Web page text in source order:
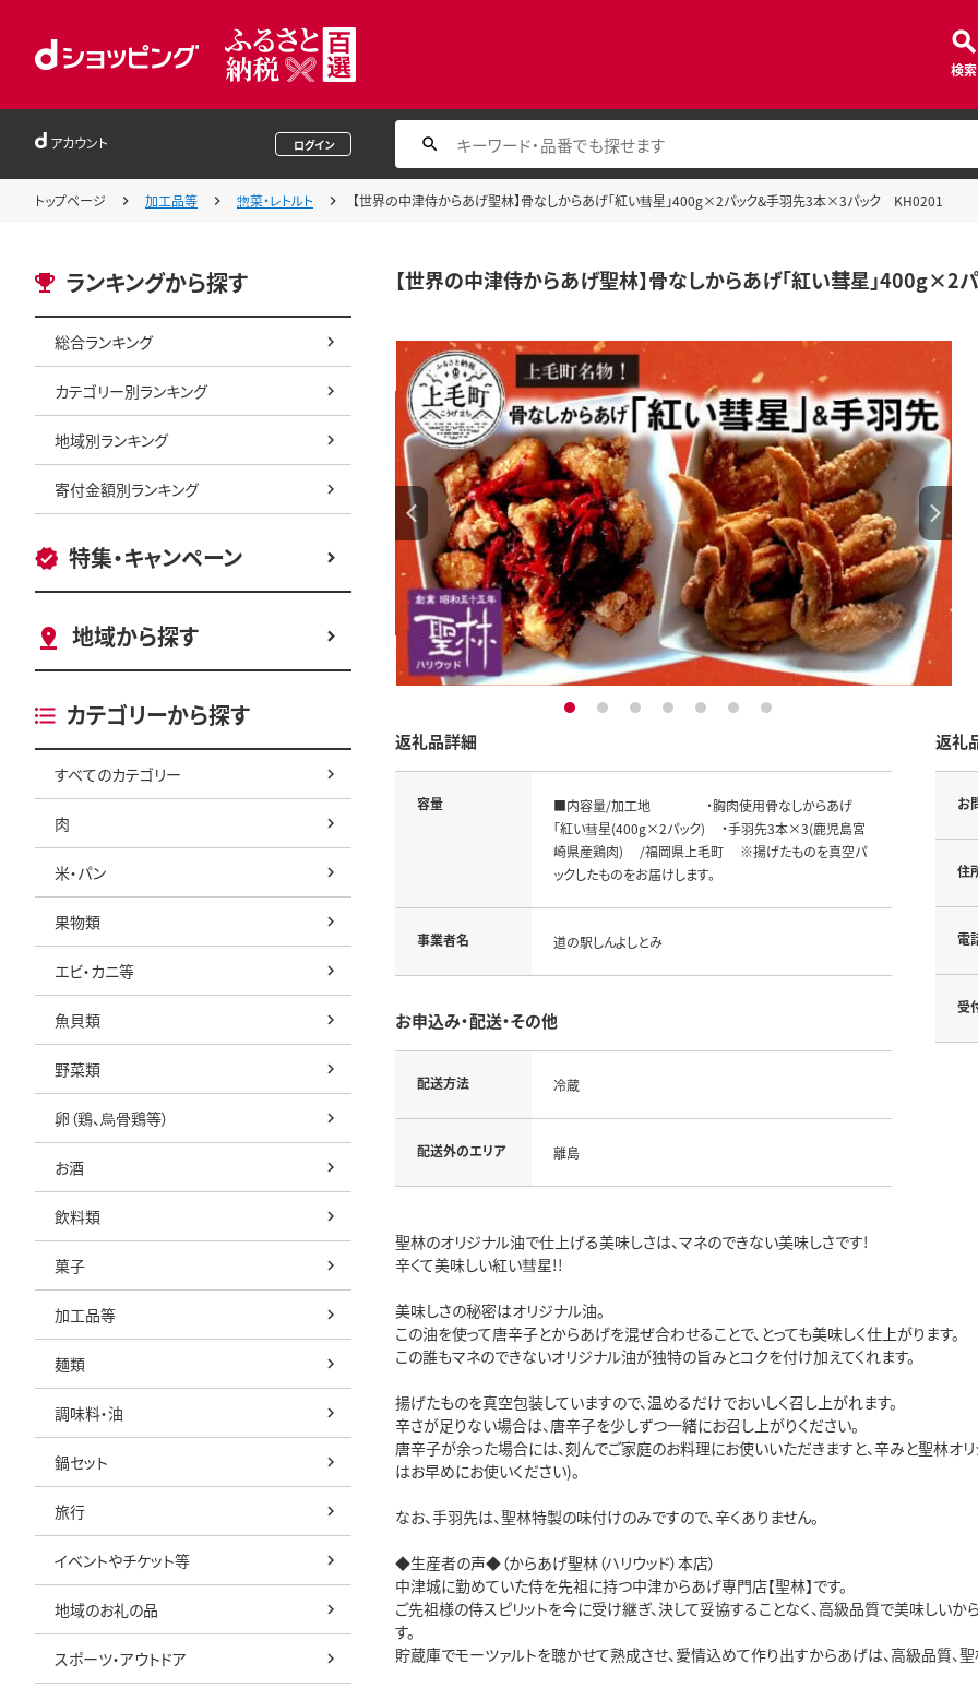
検索
アカウント ログイン
トップページ 加工品等 惣菜・レトルト 【世界の中津侍からあげ聖林】骨なしからあげ「紅い彗星」400g×2パック&手羽先3本×3パック KH0201
ランキングから探す
総合ランキング
カテゴリー別ランキング
地域別ランキング
寄付金額別ランキング
特集・キャンペーン
地域から探す
カテゴリーから探す
すべてのカテゴリー
肉
米・パン
果物類
エビ・カニ等
魚貝類
野菜類
卵（鶏、烏骨鶏等）
お酒
飲料類
菓子
加工品等
麺類
調味料・油
鍋セット
旅行
イベントやチケット等
地域のお礼の品
スポーツ・アウトドア
【世界の中津侍からあげ聖林】骨なしからあげ「紅い彗星」
1 2 3 4 5 6 7
返礼品詳細
容量
■内容量/加工地 ・胸肉使用骨なしからあげ
「紅い彗星(400g×2パック) ・手羽先3本×3(鹿児島宮
崎県産鶏肉) /福岡県上毛町 ※揚げたものを真空パ
ックしたものをお届けします。
事業者名 道の駅しんよしとみ
お申込み・配送・その他
配送方法 冷蔵
配送外のエリア 離島
返礼
お
住
電
受
聖林のオリジナル油で仕上げる美味しさは、マネのできない美味しさです!
辛くて美味しい紅い彗星!!
美味しさの秘密はオリジナル油。
この油を使って唐辛子とからあげを混ぜ合わせることで、とっても美味しく仕上がります。
この誰もマネのできないオリジナル油が独特の旨みとコクを付け加えてくれます。
揚げたものを真空包装していますので、温めるだけでおいしく召し上がれます。
辛さが足りない場合は、唐辛子を少しずつ一緒にお召し上がりください。
唐辛子が余った場合には、刻んでご家庭のお料理にお使いいただきますと、辛みと聖林オ
はお早めにお使いください)。
なお、手羽先は、聖林特製の味付けのみですので、辛くありません。
◆生産者の声◆（からあげ聖林（ハリウッド）本店）
中津城に勤めていた侍を先祖に持つ中津からあげ専門店【聖林】です。
ご先祖様の侍スピリットを今に受け継ぎ、決して妥協することなく、高級品質で美味しい
す。
貯蔵庫でモーツァルトを聴かせて熟成させ、愛情込めて作り出すからあげは、高級品質、聖